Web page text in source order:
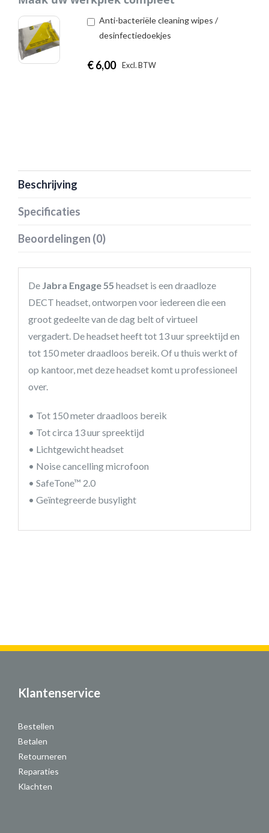
Anti-bacteriële cleaning wipes /
desinfectiedoekjes
€6,00 Excl. BTW
Beschrijving
Specificaties
Beoordelingen (0)
De Jabra Engage 55 headset is een draadloze
DECT headset, ontworpen voor iedereen die een
groot gedeelte van de dag belt of virtueel
vergadert. De headset heeft tot 13 uur spreektijd en
tot 150 meter draadloos bereik. Of u thuis werkt of
op kantoor, met deze headset komt u professioneel
over.
• Tot 150 meter draadloos bereik
• Tot circa 13 uur spreektijd
• Lichtgewicht headset
• Noise cancelling microfoon
• SafeTone™ 2.0
• Geïntegreerde busylight
Klantenservice
Bestellen
Betalen
Retourneren
Reparaties
Klachten